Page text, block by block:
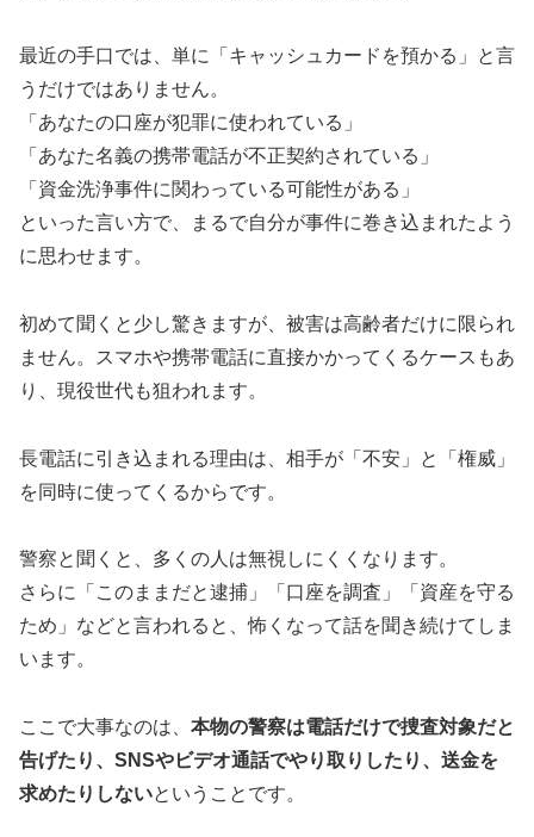
最近の手口では、単に「キャッシュカードを預かる」と言
うだけではありません。
「あなたの口座が犯罪に使われている」
「あなた名義の携帯電話が不正契約されている」
「資金洗浄事件に関わっている可能性がある」
といった言い方で、まるで自分が事件に巻き込まれたよう
に思わせます。
初めて聞くと少し驚きますが、被害は高齢者だけに限られ
ません。スマホや携帯電話に直接かかってくるケースもあ
り、現役世代も狙われます。
長電話に引き込まれる理由は、相手が「不安」と「権威」
を同時に使ってくるからです。
警察と聞くと、多くの人は無視しにくくなります。
さらに「このままだと逮捕」「口座を調査」「資産を守る
ため」などと言われると、怖くなって話を聞き続けてしま
います。
ここで大事なのは、 本物の警察は電話だけで捜査対象だと
告げたり、SNSやビデオ通話でやり取りしたり、送金を
求めたりしないということです。